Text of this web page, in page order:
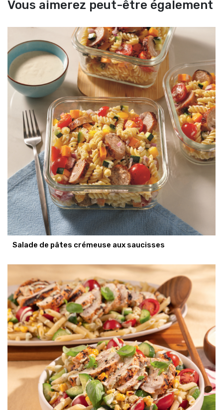
Vous aimerez peut-être également
Salade de pâtes crémeuse aux saucisses